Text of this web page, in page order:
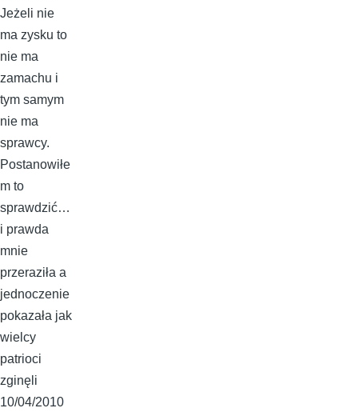
Jeżeli nie
ma zysku to
nie ma
zamachu i
tym samym
nie ma
sprawcy.
Postanowiłe
m to
sprawdzić…
i prawda
mnie
przeraziła a
jednoczenie
pokazała jak
wielcy
patrioci
zginęli
10/04/2010